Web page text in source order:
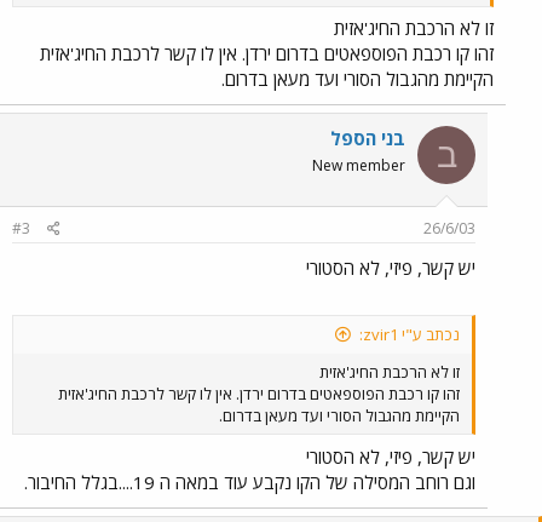
זו לא הרכבת החיג'אזית
זהו קו רכבת הפוספאטים בדרום ירדן. אין לו קשר לרכבת החיג'אזית
הקיימת מהגבול הסורי ועד מעאן בדרום.
ב בני הספל
New member
26/6/03
#3
יש קשר, פיזי, לא הסטורי
נכתב ע"י zvir1:
זו לא הרכבת החיג'אזית
זהו קו רכבת הפוספאטים בדרום ירדן. אין לו קשר לרכבת החיג'אזית
הקיימת מהגבול הסורי ועד מעאן בדרום.
יש קשר, פיזי, לא הסטורי
וגם רוחב המסילה של הקו נקבע עוד במאה ה 19....בגלל החיבור.